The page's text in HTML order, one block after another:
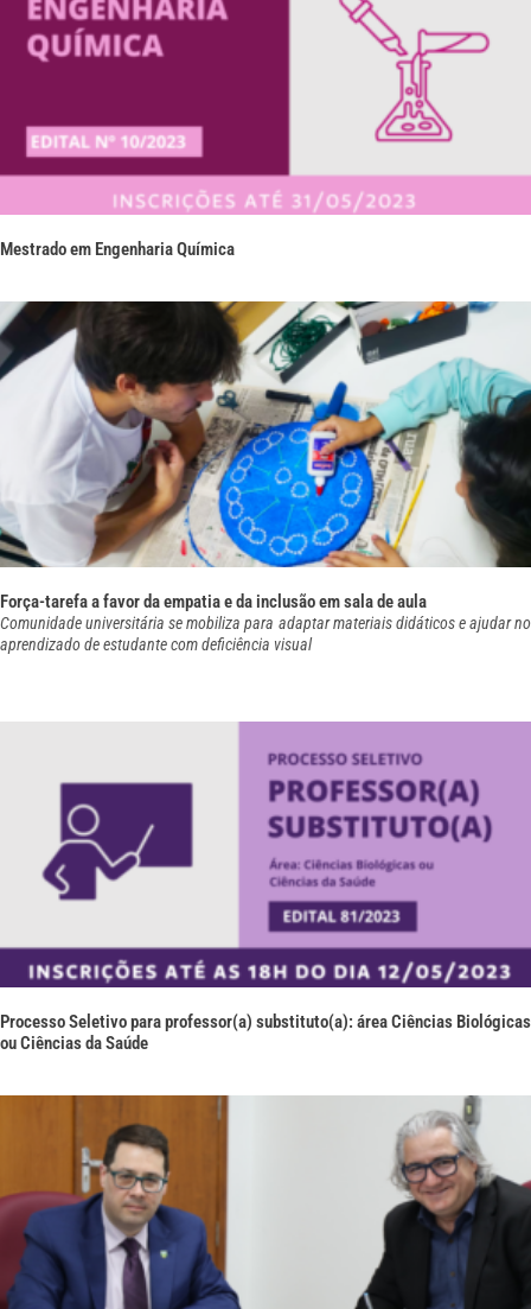
Mestrado em Engenharia Química
Força-tarefa a favor da empatia e da inclusão em sala de aula
Comunidade universitária se mobiliza para adaptar materiais didáticos e ajudar no
aprendizado de estudante com deficiência visual
Processo Seletivo para professor(a) substituto(a): área Ciências Biológicas
ou Ciências da Saúde